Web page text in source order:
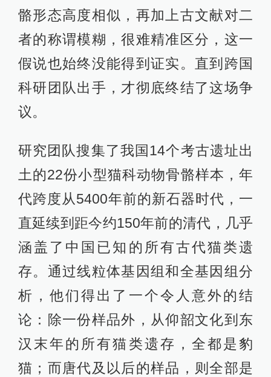
骼形态高度相似，再加上古文献对二
者的称谓模糊，很难精准区分，这一
假说也始终没能得到证实。直到跨国
科研团队出手，才彻底终结了这场争
议。
研究团队搜集了我国14个考古遗址出
土的22份小型猫科动物骨骼样本，年
代跨度从5400年前的新石器时代，一
直延续到距今约150年前的清代，几乎
涵盖了中国已知的所有古代猫类遗
存。通过线粒体基因组和全基因组分
析，他们得出了一个令人意外的结
论：除一份样品外，从仰韶文化到东
汉末年的所有猫类遗存，全都是豹
猫；而唐代及以后的样品，则全部是